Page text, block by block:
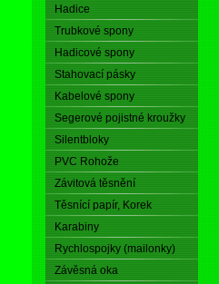
Hadice
Trubkové spony
Hadicové spony
Stahovací pásky
Kabelové spony
Segerové pojistné kroužky
Silentbloky
PVC Rohože
Závitová těsnění
Těsnící papír, Korek
Karabiny
Rychlospojky (mailonky)
Závěsná oka